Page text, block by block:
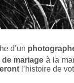
d’un
mariage à la
l’histoire de